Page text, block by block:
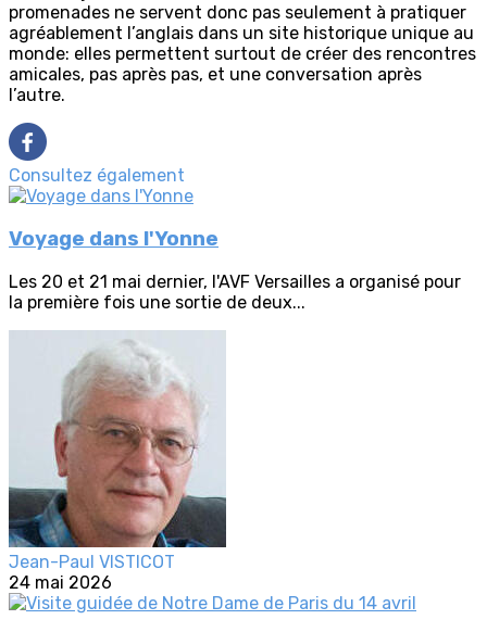
promenades ne servent donc pas seulement à pratiquer
agréablement l’anglais dans un site historique unique au
monde: elles permettent surtout de créer des rencontres
amicales, pas après pas, et une conversation après
l’autre.
Consultez également
Voyage dans l'Yonne
Les 20 et 21 mai dernier, l'AVF Versailles a organisé pour
la première fois une sortie de deux...
Jean-Paul VISTICOT
24 mai 2026